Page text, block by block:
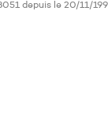
depuis le 20/11/